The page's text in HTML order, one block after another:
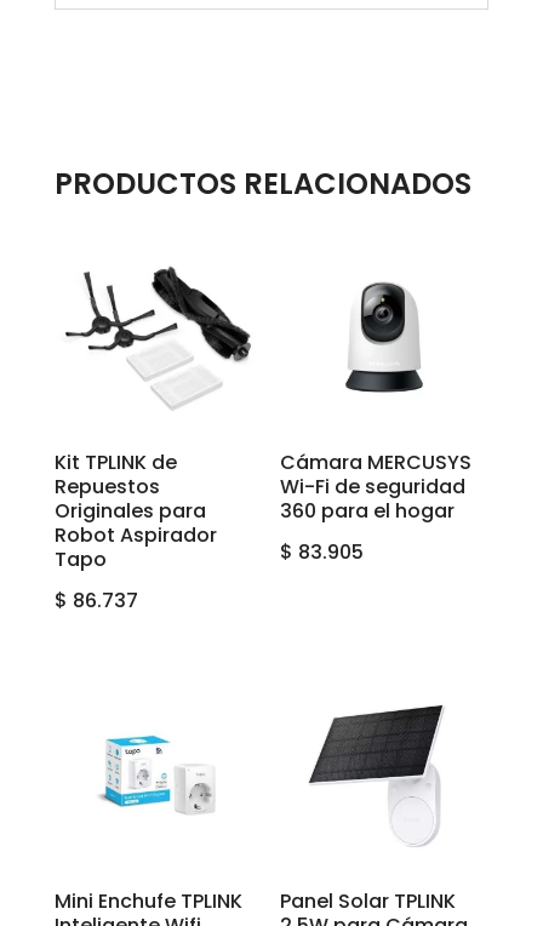
PRODUCTOS RELACIONADOS
Kit TPLINK de
Repuestos
Originales para
Robot Aspirador
Tapo
$ 86.737
Cámara MERCUSYS
Wi-Fi de seguridad
360 para el hogar
$ 83.905
Mini Enchufe TPLINK
Panel Solar TPLINK